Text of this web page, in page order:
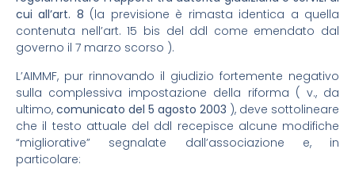
cui all’art. 8 (la previsione è rimasta identica a quella
contenuta nell’art. 15 bis del ddl come emendato dal
governo il 7 marzo scorso ).
L’AIMMF, pur rinnovando il giudizio fortemente negativo
sulla complessiva impostazione della riforma ( v., da
ultimo, comunicato del 5 agosto 2003 ), deve sottolineare
che il testo attuale del ddl recepisce alcune modifiche
“migliorative” segnalate dall’associazione e, in
particolare: